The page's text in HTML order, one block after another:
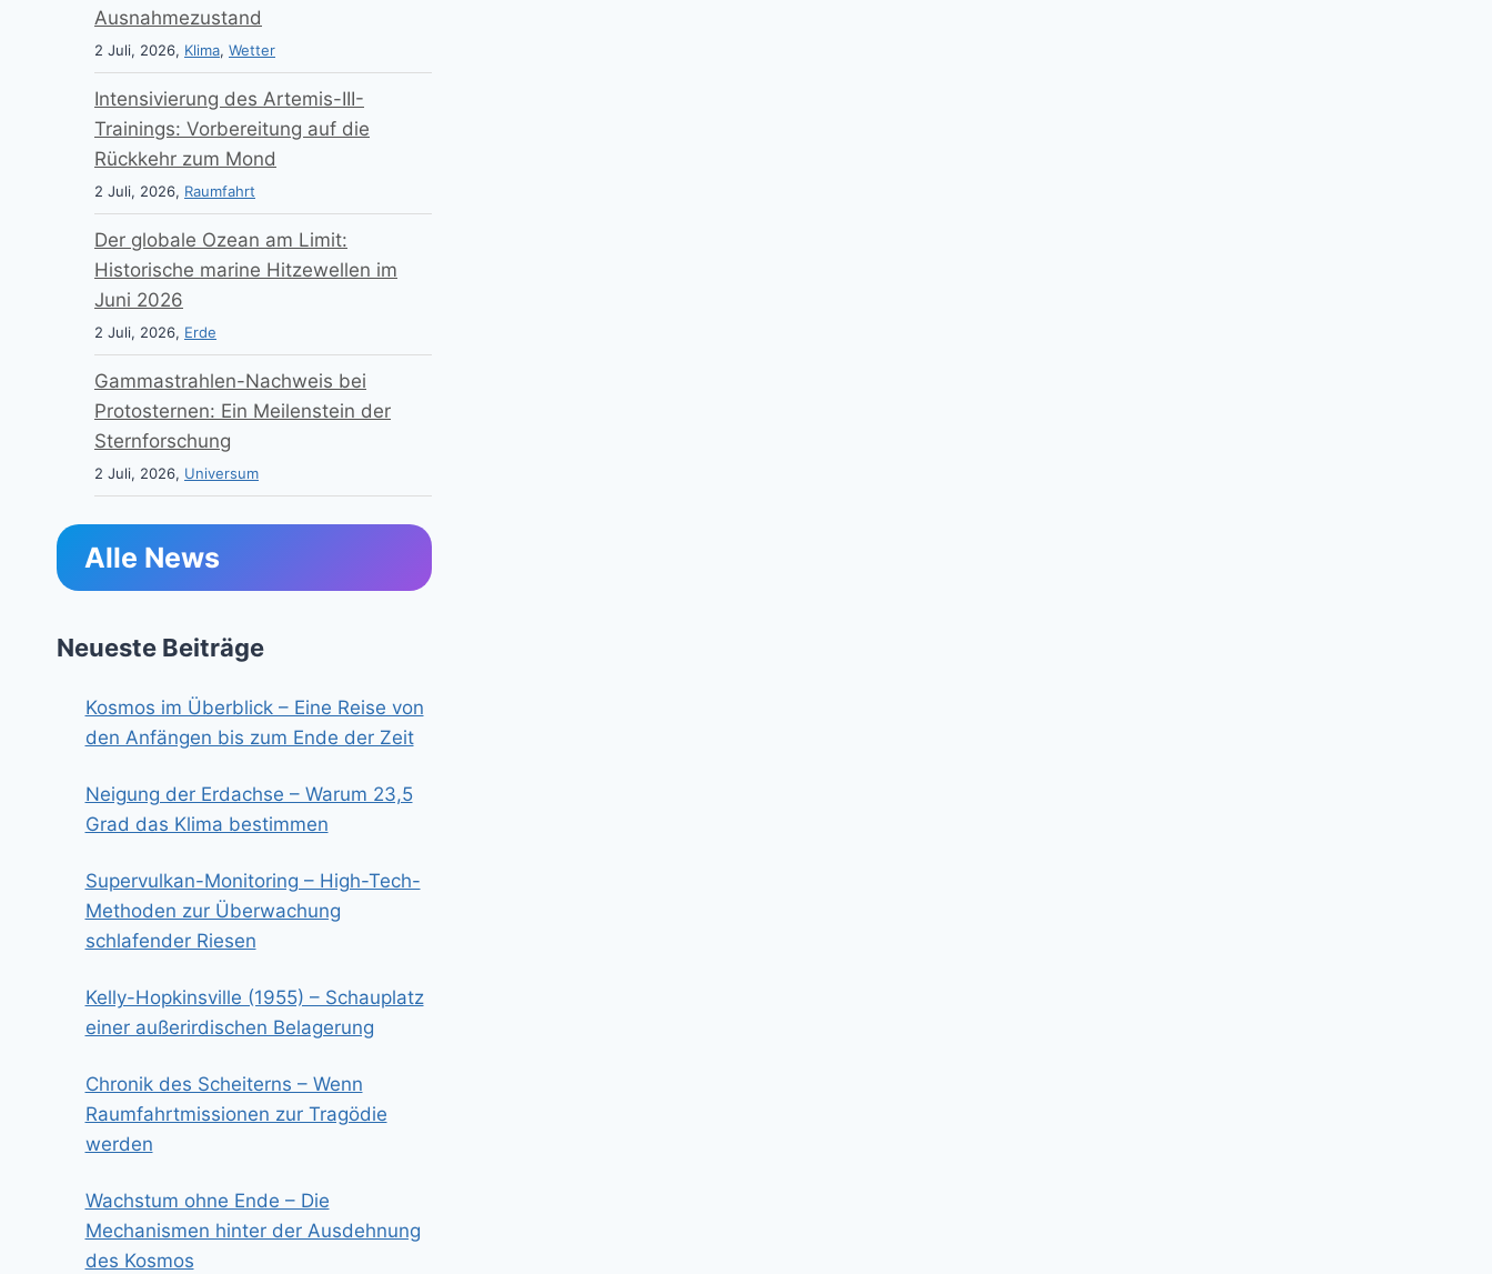
Ausnahmezustand
2 Juli, 2026, Klima, Wetter
Intensivierung des Artemis-III-
Trainings: Vorbereitung auf die
Rückkehr zum Mond
2 Juli, 2026, Raumfahrt
Der globale Ozean am Limit:
Historische marine Hitzewellen im
Juni 2026
2 Juli, 2026, Erde
Gammastrahlen-Nachweis bei
Protosternen: Ein Meilenstein der
Sternforschung
2 Juli, 2026, Universum
Alle News
Neueste Beiträge
Kosmos im Überblick – Eine Reise von
den Anfängen bis zum Ende der Zeit
Neigung der Erdachse – Warum 23,5
Grad das Klima bestimmen
Supervulkan-Monitoring – High-Tech-
Methoden zur Überwachung
schlafender Riesen
Kelly-Hopkinsville (1955) – Schauplatz
einer außerirdischen Belagerung
Chronik des Scheiterns – Wenn
Raumfahrtmissionen zur Tragödie
werden
Wachstum ohne Ende – Die
Mechanismen hinter der Ausdehnung
des Kosmos